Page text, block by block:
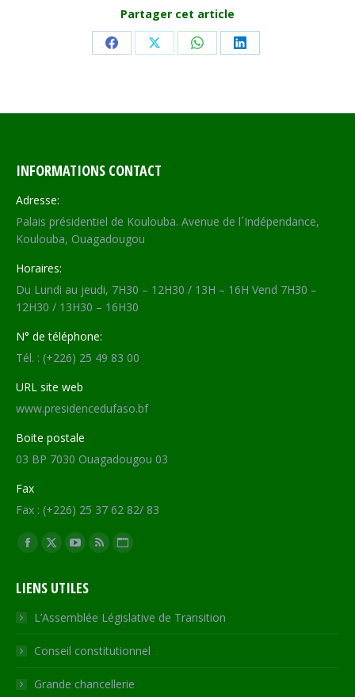
Partager cet article
Share Share Share Share
INFORMATIONS CONTACT
Adresse:
Palais présidentiel de Koulouba. Avenue de l´Indépendance,
Koulouba, Ouagadougou
Horaires:
Du Lundi au jeudi, 7H30 – 12H30 / 13H – 16H Vend 7H30 –
12H30 / 13H30 – 16H30
N° de téléphone:
Tél. : (+226) 25 49 83 00
URL site web
www.presidencedufaso.bf
Boite postale
03 BP 7030 Ouagadougou 03
Fax
Fax : (+226) 25 37 62 82/ 83
Trouvez nous sur :
Facebook
opens
in
new
window
X
opens
in
new
window
YouTube
opens
in
new
window
RSS
in
new
window
Site
opens
in
new
LIENS UTILES
L’Assemblée Législative de Transition
Conseil constitutionnel
Grande chancellerie